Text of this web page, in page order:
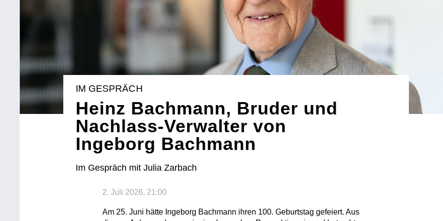
IM GESPRÄCH
Heinz Bachmann, Bruder und
Nachlass-Verwalter von
Ingeborg Bachmann
Im Gespräch mit Julia Zarbach
2. Juli 2026, 21:00
Am 25. Juni hätte Ingeborg Bachmann ihren 100. Geburtstag gefeiert. Aus